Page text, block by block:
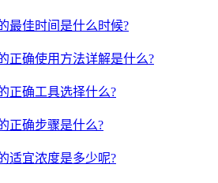
最佳时间是什么时候?
正确使用方法详解是什么?
正确工具选择什么?
正确步骤是什么?
适宜浓度是多少呢?